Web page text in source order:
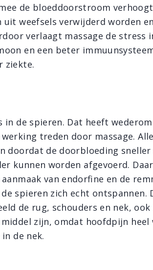
de bloeddoorstroom
uit weefsels verwijderd worden
verlaagt massage de stress
en een beter
ziekte.
in de spieren. Dat heeft
treden door massage.
doordat de doorbloeding
kunnen worden afgevoerd.
van endorfine en de
spieren zich echt ontspannen.
de rug, schouders en nek, ook
zijn, omdat hoofdpijn heel
de nek.